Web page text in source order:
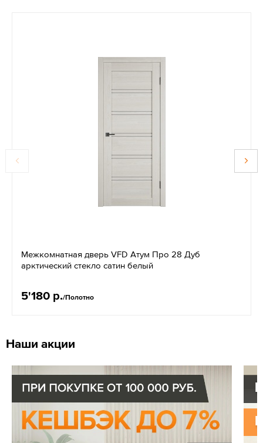
Межкомнатная дверь VFD Атум Про 28 Дуб
арктический стекло сатин белый
5'180 р./Полотно
Наши акции